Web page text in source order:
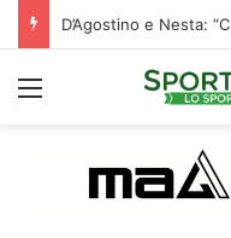
Menu